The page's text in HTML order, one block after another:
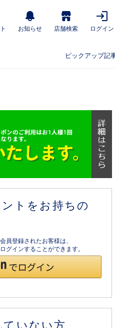
お知らせ 店舗検索 ログイン
ピックアップ記
トをお持ちの
員登録されたお客様は、
グインすることができます。
いない方